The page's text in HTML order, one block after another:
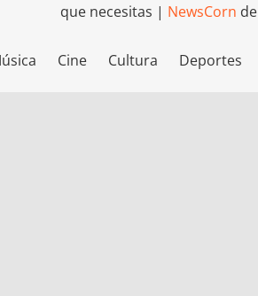
que necesitas | NewsCorn de
Cine Cultura Deportes